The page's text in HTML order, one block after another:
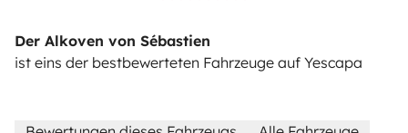
Der Alkoven von Sébastien
ist eins der bestbewerteten Fahrzeuge auf Yescapa